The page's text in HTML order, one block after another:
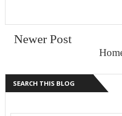
Newer Post
SEARCH THIS BLOG